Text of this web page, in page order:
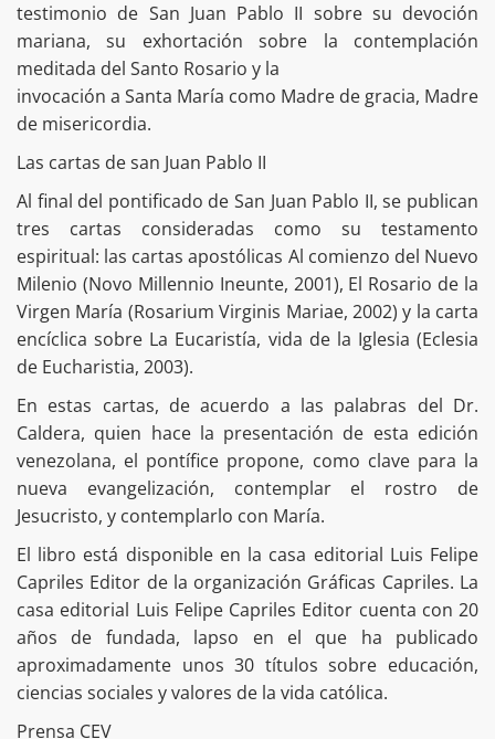
testimonio de San Juan Pablo II sobre su devoción
mariana, su exhortación sobre la contemplación
meditada del Santo Rosario y la
invocación a Santa María como Madre de gracia, Madre
de misericordia.
Las cartas de san Juan Pablo II
Al final del pontificado de San Juan Pablo II, se publican
tres cartas consideradas como su testamento
espiritual: las cartas apostólicas Al comienzo del Nuevo
Milenio (Novo Millennio Ineunte, 2001), El Rosario de la
Virgen María (Rosarium Virginis Mariae, 2002) y la carta
encíclica sobre La Eucaristía, vida de la Iglesia (Eclesia
de Eucharistia, 2003).
En estas cartas, de acuerdo a las palabras del Dr.
Caldera, quien hace la presentación de esta edición
venezolana, el pontífice propone, como clave para la
nueva evangelización, contemplar el rostro de
Jesucristo, y contemplarlo con María.
El libro está disponible en la casa editorial Luis Felipe
Capriles Editor de la organización Gráficas Capriles. La
casa editorial Luis Felipe Capriles Editor cuenta con 20
años de fundada, lapso en el que ha publicado
aproximadamente unos 30 títulos sobre educación,
ciencias sociales y valores de la vida católica.
Prensa CEV